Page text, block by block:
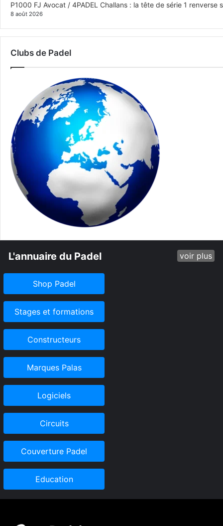
P1000 FJ Avocat / 4PADEL Challans : la tête de série 1
8 août 2026
Clubs de Padel
L'annuaire du Padel voir plus
Shop Padel
Stages et formations
Constructeurs
Marques Palas
Logiciels
Circuits
Couverture Padel
Education